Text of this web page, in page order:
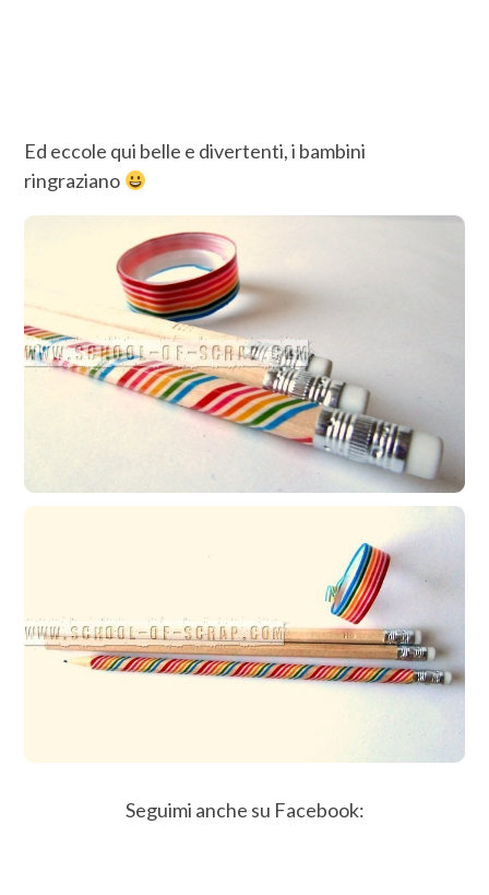
Ed eccole qui belle e divertenti, i bambini
ringraziano
Seguimi anche su Facebook: